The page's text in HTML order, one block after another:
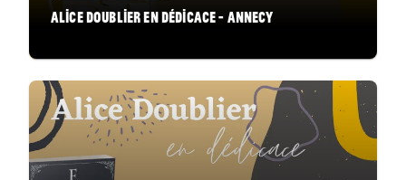
Alice Doublier en dédicace - Annecy